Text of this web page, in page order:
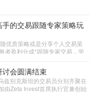
的交易跟随专家策略玩
优质策略或是分享个人交易策
者盈利分成*跟随专家交易，学
人会圆满结束
兹别克斯坦的交易员分别齐聚在
由Zeta Invest首席执行官兼创始